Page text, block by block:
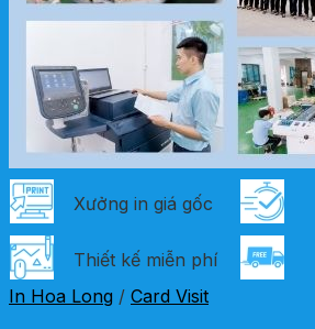
Xưởng in giá gốc
Thiết kế miễn phí
In Hoa Long / Card Visit